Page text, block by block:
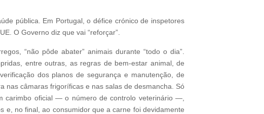
pública. Em Portugal, o défice crónico de inspetores
O Governo diz que vai “reforçar”.
“não pôde abater” animais durante “todo o dia”.
entre outras, as regras de bem-estar animal, de
dos planos de segurança e manutenção, de
nas câmaras frigoríficas e nas salas de desmancha. Só
carimbo oficial — o número de controlo veterinário —,
e, no final, ao consumidor que a carne foi devidamente